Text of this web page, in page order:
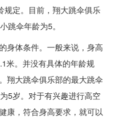
规定。目前，翔大跳伞俱乐
跳伞年龄为5。
身体条件。一般来说，身高
米。并没有具体的年龄规
翔大跳伞俱乐部的最大跳伞
5岁。对于有兴趣进行高空
康，符合身高要求，就可以